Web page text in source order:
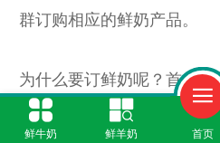
群订购相应的鲜奶产品。
为什么要订鲜奶呢？首先
小时内完成，这是最健康
新鲜送货上门，省去了我
鲜牛奶 鲜羊奶 首页